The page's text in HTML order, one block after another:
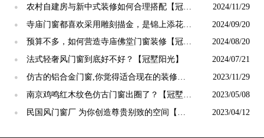
终生【冠墅阳光】
●
农村自建房与新中式装修如何合理搭配【冠墅
阳光】
2024/11/29
●
寺庙门窗都喜欢采用雕刻描金，是锦上添花
吗？【冠墅阳光】
2024/09/20
●
预算不多，如何营造寺庙佛堂门窗装修【冠墅
阳光】
2024/08/20
● 法式轻奢风门窗到底好不好？【冠墅阳光】 2024/07/21
●
仿古的铝合金门窗,你觉得适合现在的装修吗?
【冠墅阳光】
2023/11/29
●
南京鸡鸣红木纹色仿古门窗出圈了？【冠墅阳
光】
2023/05/08
●
民国风门窗厂 为你创造尊贵别致的空间【冠
2023/04/12